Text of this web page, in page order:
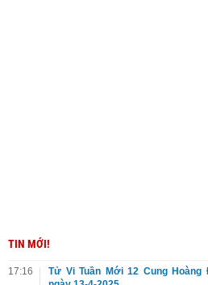
TIN MỚI!
17:16
Tử Vi Tuần Mới 12 Cung Hoàng